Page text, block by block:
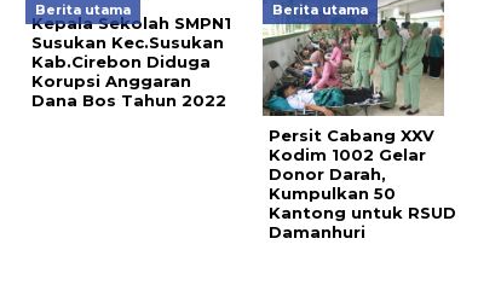
Berita utama
Kepala Sekolah SMPN1
Susukan Kec.Susukan
Kab.Cirebon Diduga
Korupsi Anggaran
Dana Bos Tahun 2022
Berita utama
Persit Cabang XXV
Kodim 1002 Gelar
Donor Darah,
Kumpulkan 50
Kantong untuk RSUD
Damanhuri